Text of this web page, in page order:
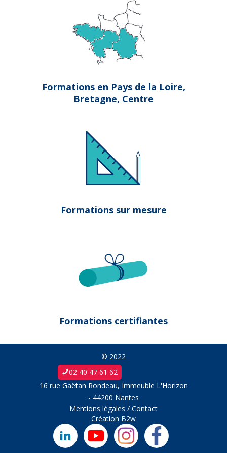
Formations en Pays de la Loire,
Bretagne, Centre
Formations sur mesure
Formations certifiantes
© 2022
02 40 47 61 62
16 rue Gaëtan Rondeau, Immeuble L'Horizon
- 44200 Nantes
Mentions légales / Contact
Création B2w